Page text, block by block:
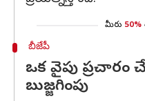
మీరు 50%
బీజేపీ
ఒక వైపు ప్రచారం
బుజ్జగింపు